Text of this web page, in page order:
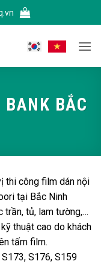
BANK BẮC
thi công film dán nội
tại Bắc Ninh
trần, tủ, lam tường,…
thuật cao do khách
tấm film.
S176, S159